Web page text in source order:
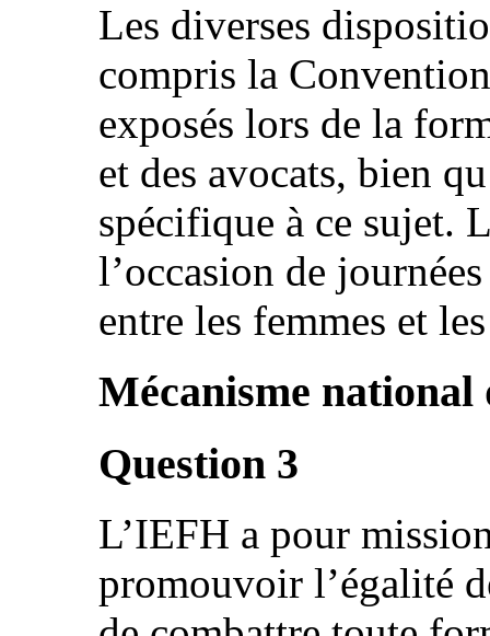
Les diverses
compris la
exposés lors de la
et des avocats, bien
spécifique à ce sujet.
l’occasion de
entre les femmes et
Mécanisme national
Question 3
L’IEFH a pour
promouvoir l’égalité